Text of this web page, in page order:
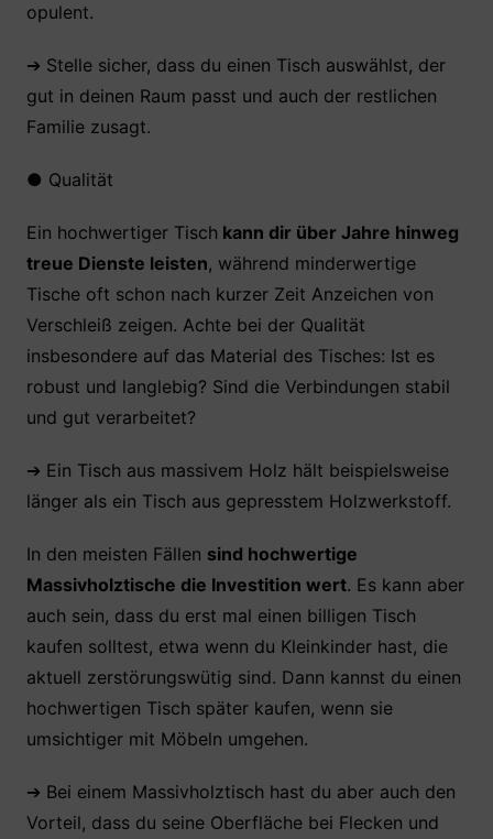
opulent.
➔ Stelle sicher, dass du einen Tisch auswählst, der
gut in deinen Raum passt und auch der restlichen
Familie zusagt.
● Qualität
Ein hochwertiger Tisch kann dir über Jahre hinweg
treue Dienste leisten, während minderwertige
Tische oft schon nach kurzer Zeit Anzeichen von
Verschleiß zeigen. Achte bei der Qualität
insbesondere auf das Material des Tisches: Ist es
robust und langlebig? Sind die Verbindungen stabil
und gut verarbeitet?
➔ Ein Tisch aus massivem Holz hält beispielsweise
länger als ein Tisch aus gepresstem Holzwerkstoff.
In den meisten Fällen sind hochwertige
Massivholztische die Investition wert. Es kann aber
auch sein, dass du erst mal einen billigen Tisch
kaufen solltest, etwa wenn du Kleinkinder hast, die
aktuell zerstörungswütig sind. Dann kannst du einen
hochwertigen Tisch später kaufen, wenn sie
umsichtiger mit Möbeln umgehen.
➔ Bei einem Massivholztisch hast du aber auch den
Vorteil, dass du seine Oberfläche bei Flecken und